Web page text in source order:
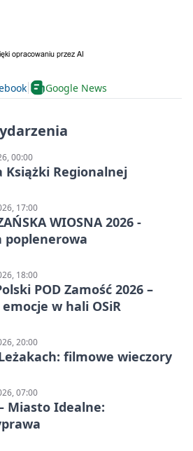
Google News
00:00
Książki Regionalnej
17:00
WIOSNA 2026 -
poplenerowa
18:00
POD Zamość 2026 –
w hali OSiR
20:00
filmowe wieczory
07:00
Miasto Idealne: